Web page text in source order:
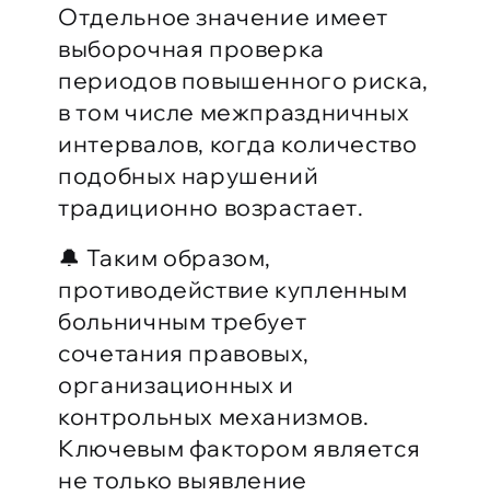
Отдельное значение имеет
выборочная проверка
периодов повышенного риска,
в том числе межпраздничных
интервалов, когда количество
подобных нарушений
традиционно возрастает.
🔔 Таким образом,
противодействие купленным
больничным требует
сочетания правовых,
организационных и
контрольных механизмов.
Ключевым фактором является
не только выявление